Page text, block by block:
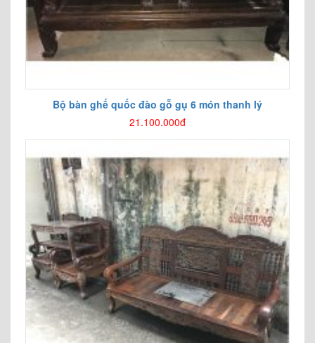
Bộ bàn ghế quốc đào gỗ gụ 6 món thanh lý
21.100.000đ